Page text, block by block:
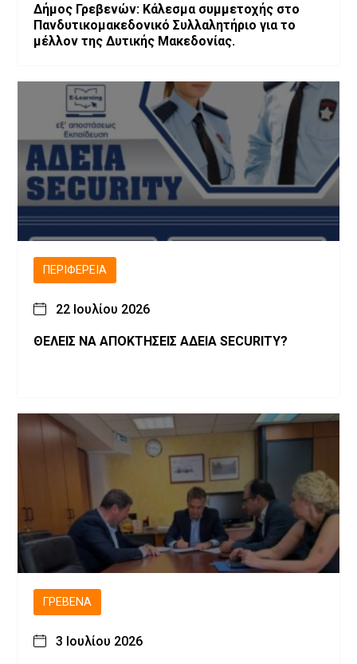
Δήμος Γρεβενών: Κάλεσμα συμμετοχής στο
Πανδυτικομακεδονικό Συλλαλητήριο για το
μέλλον της Δυτικής Μακεδονίας.
ΠΕΡΙΦΈΡΕΙΑ
22 Ιουλίου 2026
ΘΕΛΕΙΣ ΝΑ ΑΠΟΚΤΗΣΕΙΣ ΑΔΕΙΑ SECURITY?
ΓΡΕΒΕΝΆ
3 Ιουλίου 2026